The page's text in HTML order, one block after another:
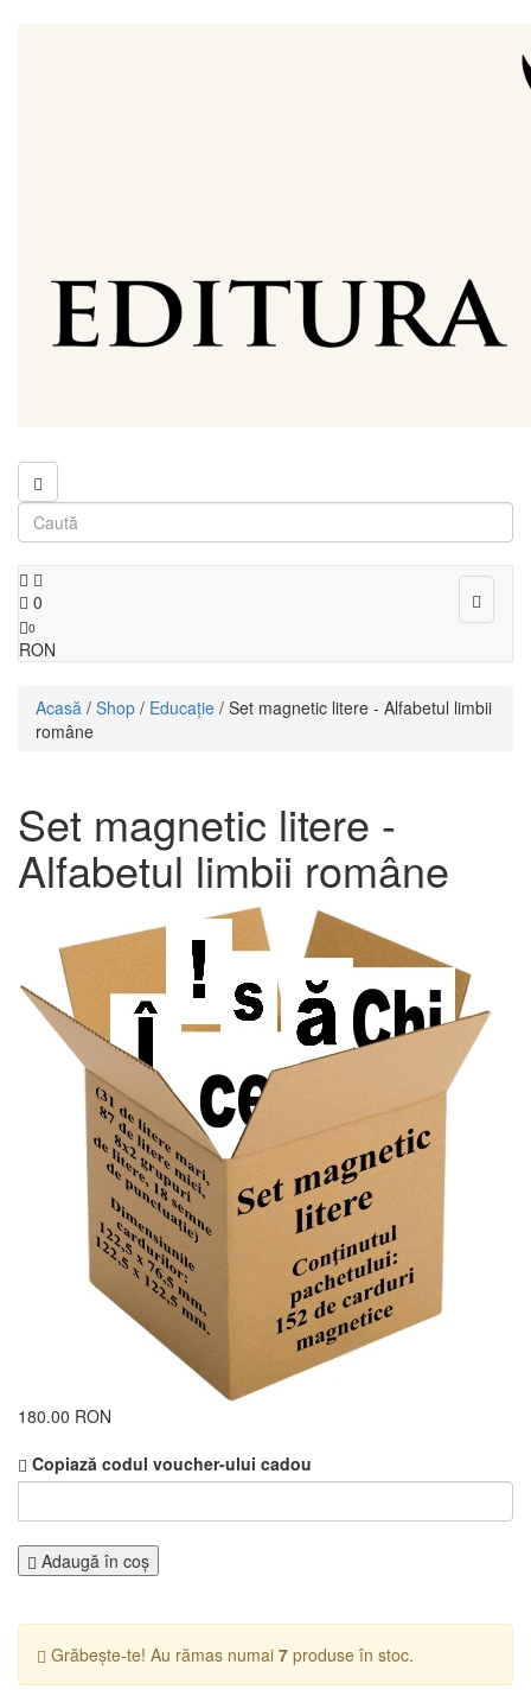
Toggle
0
0
RON
Acasă / Shop / Educaţie / Set magnetic litere - Alfabetul limbii
române
Set magnetic litere -
Alfabetul limbii române
180.00 RON
Copiază codul voucher-ului cadou
Adaugă în coş
Grăbește-te! Au rămas numai 7 produse în stoc.